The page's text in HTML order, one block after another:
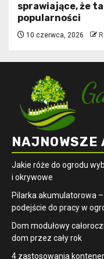
sprawiające, że
popularności
10 czerwca, 2026
NAJNOWSZE
Jakie róże do ogrodu
i okrywowe
Pilarka akumulatorowa
podejście do pracy w
Dom modułowy
dom przez cały rok
4 zastosowania